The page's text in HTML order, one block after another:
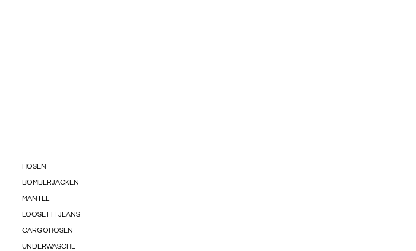
HOSEN
BOMBERJACKEN
MÄNTEL
LOOSE FIT JEANS
CARGOHOSEN
UNDERWÄSCHE